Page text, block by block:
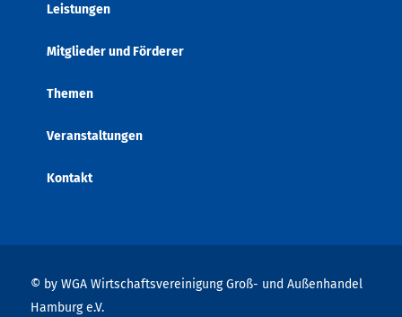
Leistungen
Mitglieder und Förderer
Themen
Veranstaltungen
Kontakt
© by WGA Wirtschaftsvereinigung Groß- und Außenhandel
Hamburg e.V.